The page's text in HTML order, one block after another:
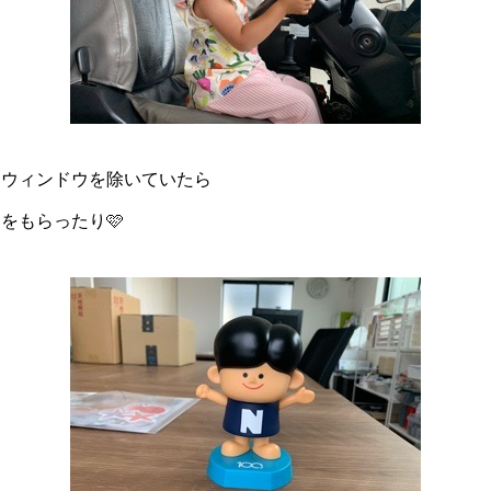
ィンドウを除いていたら
もらったり🩷